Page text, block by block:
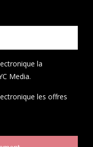
la
Media.
les offres